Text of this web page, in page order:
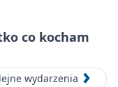
co kocham
wydarzenia